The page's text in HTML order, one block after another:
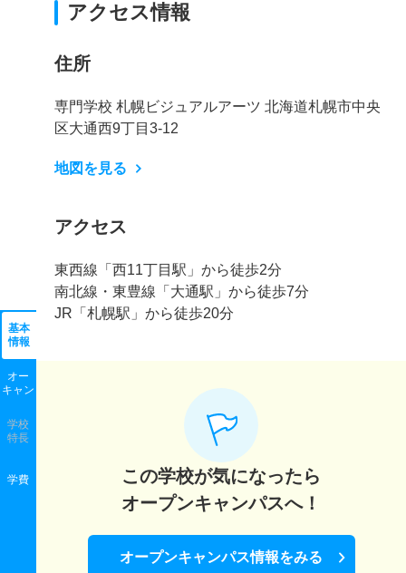
基本
情報
オー
キャン
学校
特長
学費
アクセス情報
住所
専門学校 札幌ビジュアルアーツ 北海道札幌市中央
区大通西9丁目3-12
地図を見る
アクセス
東西線「西11丁目駅」から徒歩2分
南北線・東豊線「大通駅」から徒歩7分
JR「札幌駅」から徒歩20分
この学校が気になったら
オープンキャンパスへ！
オープンキャンパス情報をみる